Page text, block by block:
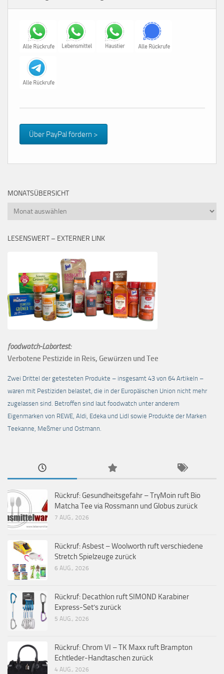
Über PayPal fördern >
MONATSÜBERSICHT
Monatsübersicht
LESENSWERT – EXTERNER LINK
foodwatch-Labortest:
Verbotene Pestizide in Reis, Gewürzen und Tee
Zwei Drittel der getesteten Produkte – insgesamt 43 von 64 Artikeln –
waren mit Pestiziden belastet, die in der Europäischen Union nicht mehr
zugelassen sind. Betroffen sind laut foodwatch unter anderem
Eigenmarken von REWE, Aldi, Edeka und Lidl sowie Produkte der Marken
Teekanne, Meßmer und Ostmann.
Rückruf: Gesundheitsgefahr – TryMoin ruft Bio
Matcha Tee via Rossmann und Globus zurück
7 AUG., 2026
Rückruf: Asbest – Woolworth ruft verschiedene
Stretch Spielzeuge zurück
6 AUG., 2026
Rückruf: Decathlon ruft SIMOND Karabiner
Express-Set’s zurück
5 AUG., 2026
Rückruf: Chrom VI – TK Maxx ruft Brampton
Echtleder-Handtaschen zurück
4 AUG., 2026